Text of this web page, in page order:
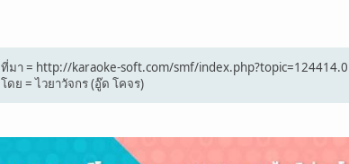
ที่มา = http://karaoke-soft.com/smf/index.php?topic=124414.0
โดย = ไวยาวัจกร (อู๊ด โคจร)